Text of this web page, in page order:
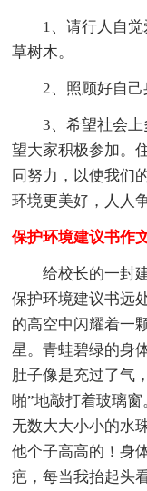
1、请行人自
草树木。
2、照顾好自己
3、希望社会
望大家积极参加。
同努力，以使我们
环境更美好，人人
保护环境建议书作
给校长的一封
保护环境建议书远
的高空中闪耀着一
星。青蛙碧绿的身
肚子像是充过了气
啪”地敲打着玻璃
无数大大小小的水
他个子高高的！身
疤，每当我抬起头